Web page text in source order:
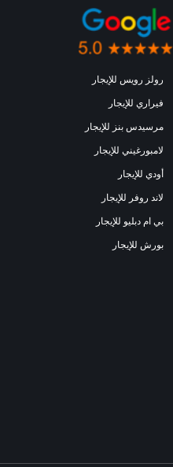
رولز رويس للإيجار
فيراري للإيجار
مرسيدس بنز للإيجار
لامبورغيني للإيجار
أودي للإيجار
لاند روفر للإيجار
بي ام دبليو للإيجار
بورش للإيجار